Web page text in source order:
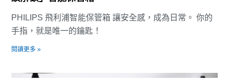
PHILIPS 飛利浦智能保管箱 讓安全感，成為日常。 你的
手指，就是唯一的鑰匙！
閱讀更多 »